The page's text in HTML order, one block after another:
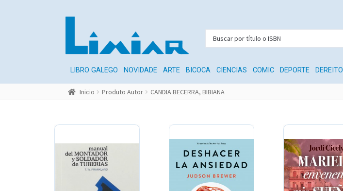
LIBRO GALEGO NOVIDADE ARTE BICOCA CIENCIAS COMIC DEPORTE DEREITO
Inicio Produto Autor CANDIA BECERRA, BIBIANA